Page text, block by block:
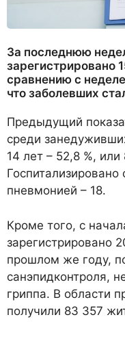
За последнюю
зарегистрировано
сравнению с
что заболевших
Предыдущий
среди
14 лет – 52,8 %, или
пневмонией – 18.
Кроме того, с
зарегистрировано
прошлом же году,
санэпидконтроля,
гриппа. В области
получили 83 357